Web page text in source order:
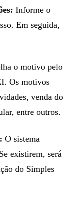
Informe o
Em seguida,
o motivo pelo
Os motivos
venda do
entre outros.
O sistema
existirem, será
do Simples